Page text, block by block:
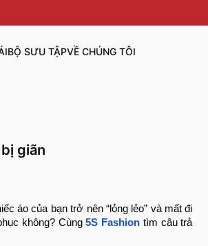
BỘ SƯU TẬPVỀ CHÚNG TÔI
giãn
áo của bạn trở nên “lỏng lẻo” và mất đi
không? Cùng5S Fashion tìm câu trả